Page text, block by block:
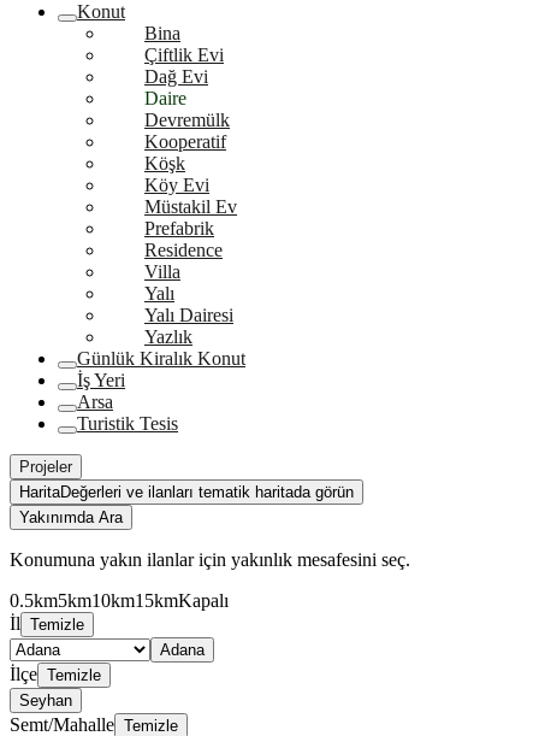
Konut
Bina
Çiftlik Evi
Dağ Evi
Daire
Devremülk
Kooperatif
Köşk
Köy Evi
Müstakil Ev
Prefabrik
Residence
Villa
Yalı
Yalı Dairesi
Yazlık
Günlük Kiralık Konut
İş Yeri
Arsa
Turistik Tesis
Projeler
HaritaDeğerleri ve ilanları tematik haritada görün
Yakınımda Ara
Konumuna yakın ilanlar için yakınlık mesafesini seç.
0.5km5km10km15kmKapalı
İl Temizle
Adana
İlçe Temizle
Seyhan
Semt/Mahalle Temizle